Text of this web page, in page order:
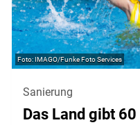
IMAGO/Funke Foto Services
Sanierung
Das Land gibt